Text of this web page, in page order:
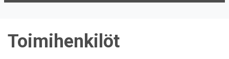
Toimihenkilöt